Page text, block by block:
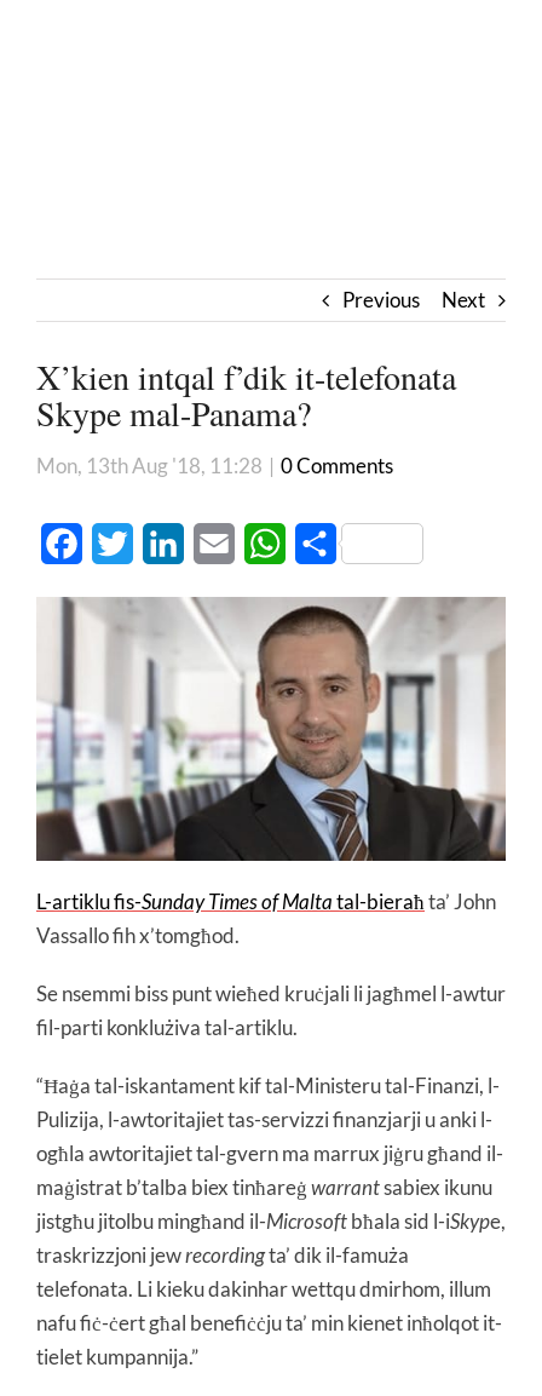
Previous Next
X’kien intqal f’dik it-telefonata
Skype mal-Panama?
Mon, 13th Aug '18, 11:28 | 0 Comments
FacebookTwitter LinkedInEmail WhatsApp
Share
L-artiklu fis-Sunday Times of Maltatal-bieraħta’ John
Vassallo fih x’tomgħod.
Se nsemmi biss punt wieħed kruċjali li jagħmel l-awtur
fil-parti konklużiva tal-artiklu.
“Ħaġa tal-iskantament kif tal-Ministeru tal-Finanzi, l-
Pulizija, l-awtoritajiet tas-servizzi finanzjarji u anki l-
ogħla awtoritajiet tal-gvern ma marrux jiġru għand il-
maġistrat b’talba biex tinħareġwarrantsabiex ikunu
jistgħu jitolbu mingħand il-Microsoftbħala sid l-iSkype,
traskrizzjoni jewrecordingta’ dik il-famuża
telefonata. Li kieku dakinhar wettqu dmirhom, illum
nafu fiċ-ċert għal benefiċċju ta’ min kienet inħolqot it-
tielet kumpannija.”